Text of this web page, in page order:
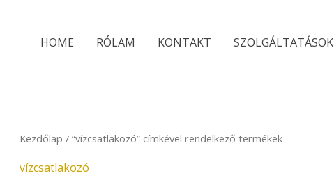
HOME RÓLAM KONTAKT SZOLGÁLTATÁSOK
Kezdőlap / “vízcsatlakozó” címkével rendelkező termékek
vízcsatlakozó